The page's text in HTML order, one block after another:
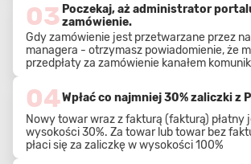
03 Poczekaj, aż administrator
zamówienie.
Gdy zamówienie jest przetwarzane przez
managera - otrzymasz powiadomienie, że
przedpłaty za zamówienie kanałem
04Wpłać co najmniej 30% zaliczki z
Nowy towar wraz z fakturą (fakturą) płatny
wysokości 30%. Za towar lub towar bez
płaci się za zaliczkę w wysokości 100%